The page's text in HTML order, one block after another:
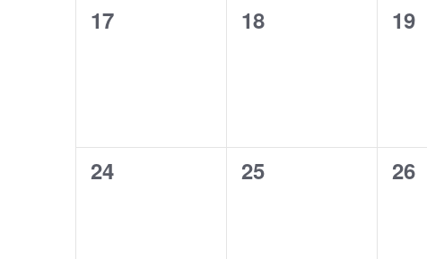
0
17
0
18
0
19
0
24
0
25
0
26